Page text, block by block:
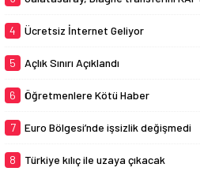
4 Ücretsiz İnternet Geliyor
5 Açlık Sınırı Açıklandı
6 Öğretmenlere Kötü Haber
7 Euro Bölgesi’nde işsizlik değişmedi
8 Türkiye kılıç ile uzaya çıkacak